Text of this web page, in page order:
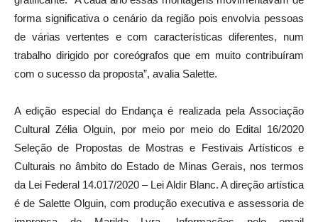
forma significativa o cenário da região pois envolvia pessoas
de várias vertentes e com características diferentes, num
trabalho dirigido por coreógrafos que em muito contribuíram
com o sucesso da proposta”, avalia Salette.
Cultural Zélia Olguin, por meio por meio do Edital 16/2020
Seleção de Propostas de Mostras e Festivais Artísticos e
Culturais no âmbito do Estado de Minas Gerais, nos termos
da Lei Federal 14.017/2020 – Lei Aldir Blanc. A direção artística
é de Salette Olguin, com produção executiva e assessoria de
imprensa de Marilda Lyra. Informações pelo email